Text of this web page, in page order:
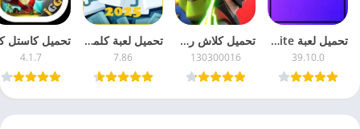
تحميل لعبة Fortnite مهكرة 2026 جاهزة – للأندرويد APK آخر تحديث مجاناً
39.10.0
تحميل كلاش رويال 2026 Clash Royale مهكرة للأندرويد – مجاناً APK آخر إصدار
130300016
تحميل لعبة كلمات كراش مهكرة 2026 للأندرويد – APK آخر تحديث مجاناً
7.86
4.1.7